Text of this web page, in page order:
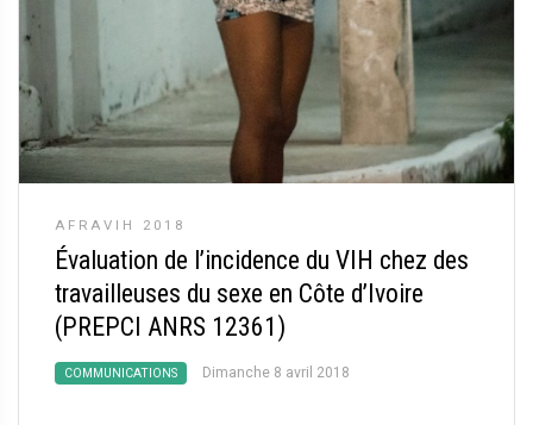
AFRAVIH 2018
Évaluation de l’incidence du VIH chez des
travailleuses du sexe en Côte d’Ivoire
(PREPCI ANRS 12361)
COMMUNICATIONS Dimanche 8 avril 2018